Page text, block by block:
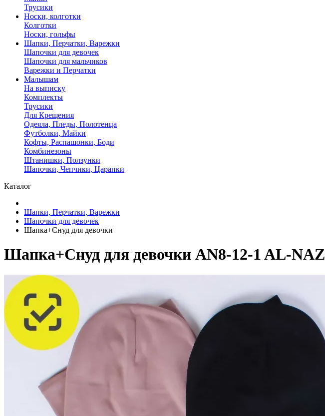
Трусики
Носки, колготки
Колготки
Носки, гольфы
Шапки, Перчатки, Варежки
Шапочки для девочек
Шапочки для мальчиков
Варежки и Перчатки
Малышам
На выписку
Комплекты
Трусики
Для Крещения
Одеяла, Пледы, Полотенца
Футболки, Майки
Кофты, Распашонки, Боди
Комбинезоны
Штанишки, Ползунки
Шапочки, Чепчики, Царапки
Каталог
Шапки, Перчатки, Варежки
Шапочки для девочек
Шапка+Cнуд для девочки
Шапка+Cнуд для девочки AN8-12-1 AL-NAZ